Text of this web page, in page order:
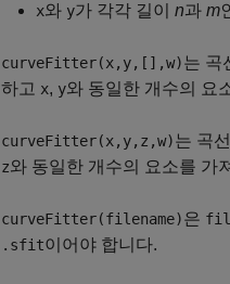
x와 y가 각각 길이 n과 m
curveFitter(x,y,[],w)는 곡
하고 x, y와 동일한 개수의 요
curveFitter(x,y,z,w)는 곡
z와 동일한 개수의 요소를 가
curveFitter(filename)은
.sfit이어야 합니다.